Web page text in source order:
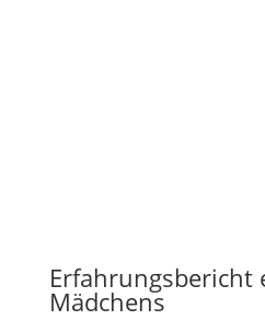
Erfah­rungs­be­richt
Mädchens